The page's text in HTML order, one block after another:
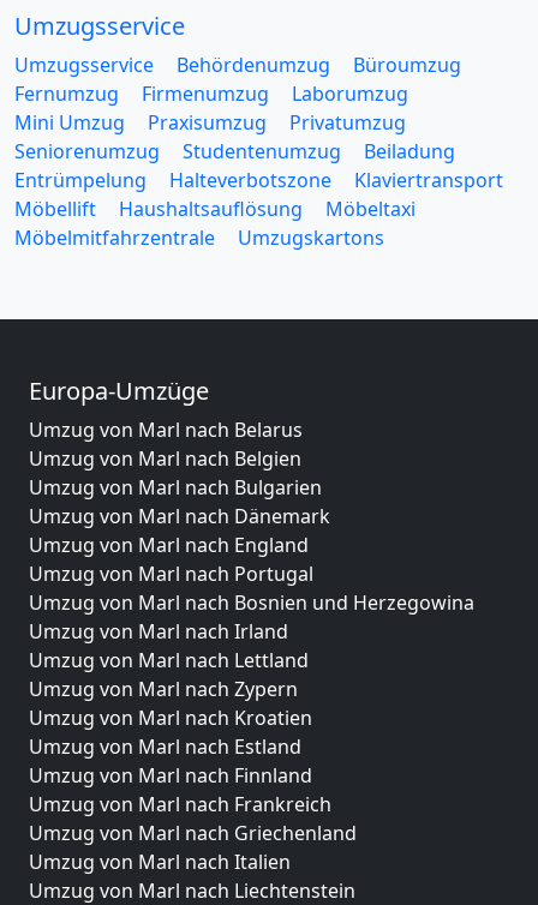
Umzugsservice
Umzugsservice Behördenumzug
Büroumzug
Fernumzug
Firmenumzug
Laborumzug
Mini Umzug
Praxisumzug
Privatumzug
Seniorenumzug
Studentenumzug
Beiladung
Entrümpelung
Halteverbotszone
Klaviertransport
Möbellift
Haushaltsauflösung
Möbeltaxi
Möbelmitfahrzentrale
Umzugskartons
Europa-Umzüge
Umzug von Marl nach Belarus
Umzug von Marl nach Belgien
Umzug von Marl nach Bulgarien
Umzug von Marl nach Dänemark
Umzug von Marl nach England
Umzug von Marl nach Portugal
Umzug von Marl nach Bosnien und Herzegowina
Umzug von Marl nach Irland
Umzug von Marl nach Lettland
Umzug von Marl nach Zypern
Umzug von Marl nach Kroatien
Umzug von Marl nach Estland
Umzug von Marl nach Finnland
Umzug von Marl nach Frankreich
Umzug von Marl nach Griechenland
Umzug von Marl nach Italien
Umzug von Marl nach Liechtenstein